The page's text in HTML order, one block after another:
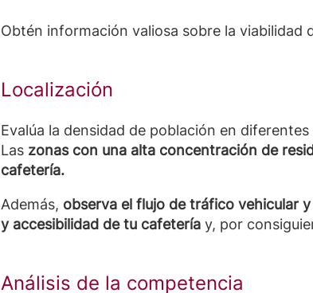
Obtén información valiosa sobre la viabilidad
Localización
Evalúa la densidad de población en
Las zonas con una alta concentración de
cafetería.
Además, observa el flujo de tráfico vehicular
y accesibilidad de tu cafetería y, por
Análisis de la competencia